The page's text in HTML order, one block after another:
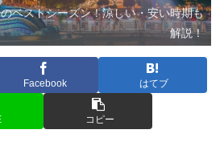
ベストシーズン！涼しい・安い時期も
解説！
Facebook はてブ
コピー